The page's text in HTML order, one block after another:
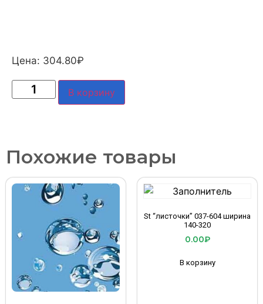
Цена: 304.80₽
В корзину
Похожие товары
St “листочки” 037-604 ширина
140-320
0.00₽
В корзину